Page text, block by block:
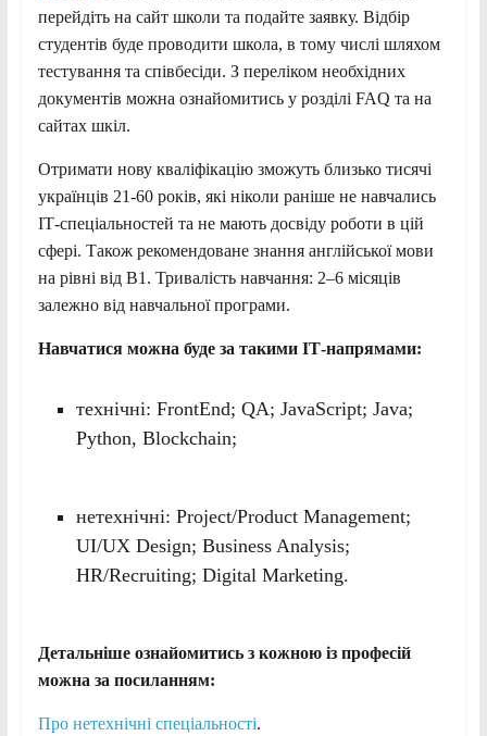
перейдіть на сайт школи та подайте заявку. Відбір
студентів буде проводити школа, в тому числі шляхом
тестування та співбесіди. З переліком необхідних
документів можна ознайомитись у розділі FAQ та на
сайтах шкіл.
Отримати нову кваліфікацію зможуть близько тисячі
українців 21-60 років, які ніколи раніше не навчались
ІТ-спеціальностей та не мають досвіду роботи в цій
сфері. Також рекомендоване знання англійської мови
на рівні від В1. Тривалість навчання: 2–6 місяців
залежно від навчальної програми.
Навчатися можна буде за такими ІТ-напрямами:
технічні: FrontEnd; QA; JavaScript; Java;
Python, Blockchain;
нетехнічні: Project/Product Management;
UI/UX Design; Business Analysis;
HR/Recruiting; Digital Marketing.
Детальніше ознайомитись з кожною із професій
можна за посиланням:
Про нетехнічні спеціальності.